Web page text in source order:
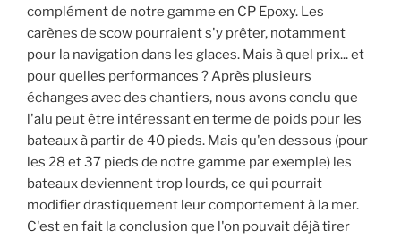
complément de notre gamme en CP Epoxy. Les
carènes de scow pourraient s'y prêter, notamment
pour la navigation dans les glaces. Mais à quel prix... et
pour quelles performances ? Après plusieurs
échanges avec des chantiers, nous avons conclu que
l'alu peut être intéressant en terme de poids pour les
bateaux à partir de 40 pieds. Mais qu'en dessous (pour
les 28 et 37 pieds de notre gamme par exemple) les
bateaux deviennent trop lourds, ce qui pourrait
modifier drastiquement leur comportement à la mer.
C'est en fait la conclusion que l'on pouvait déjà tirer